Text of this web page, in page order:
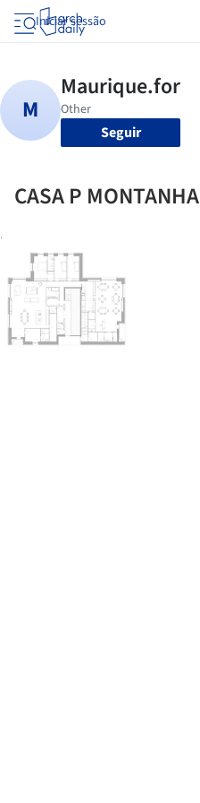
Iniciar sessão
Seguir
CASA P MONTANHA